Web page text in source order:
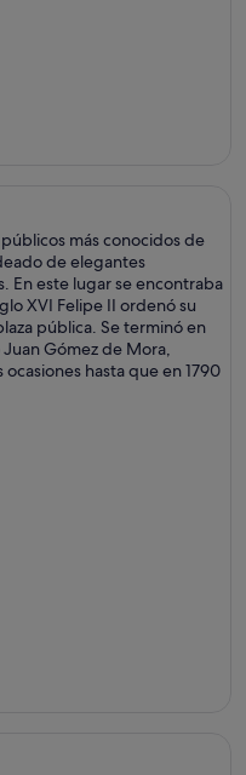
públicos más conocidos de
de elegantes
En este lugar se encontraba
XVI Felipe II ordenó su
pública. Se terminó en
Gómez de Mora,
hasta que en 1790